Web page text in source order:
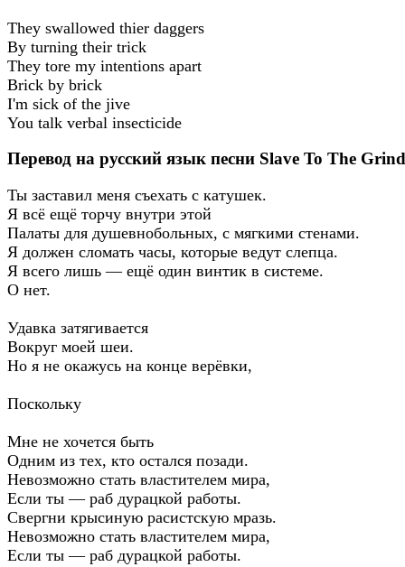
They swallowed thier daggers
By turning their trick
They tore my intentions apart
Brick by brick
I'm sick of the jive
You talk verbal insecticide
Перевод на русский язык песни Slave To The Grind
Ты заставил меня съехать с катушек.
Я всё ещё торчу внутри этой
Палаты для душевнобольных, с мягкими стенами.
Я должен сломать часы, которые ведут слепца.
Я всего лишь — ещё один винтик в системе.
О нет.
Удавка затягивается
Вокруг моей шеи.
Но я не окажусь на конце верёвки,
Поскольку
Мне не хочется быть
Одним из тех, кто остался позади.
Невозможно стать властителем мира,
Если ты — раб дурацкой работы.
Свергни крысиную расистскую мразь.
Невозможно стать властителем мира,
Если ты — раб дурацкой работы.